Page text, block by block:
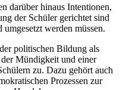
darüber hinaus Intentionen,
der Schüler gerichtet sind
werden müssen.
politischen Bildung als
Mündigkeit und einer
zu. Dazu gehört auch
Prozessen zur